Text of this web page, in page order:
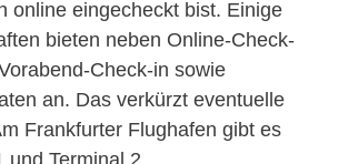
online eingecheckt bist. Einige
bieten neben Online-Check-
Check-in sowie
an. Das verkürzt eventuelle
Frankfurter Flughafen gibt es
und Terminal 2.